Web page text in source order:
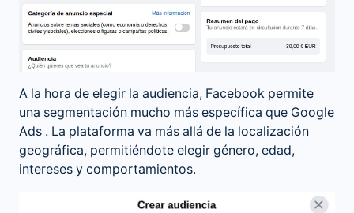
A la hora de elegir la audiencia, Facebook permite
una segmentación mucho más específica que Google
Ads . La plataforma va más allá de la localización
geográfica, permitiéndote elegir género, edad,
intereses y comportamientos.